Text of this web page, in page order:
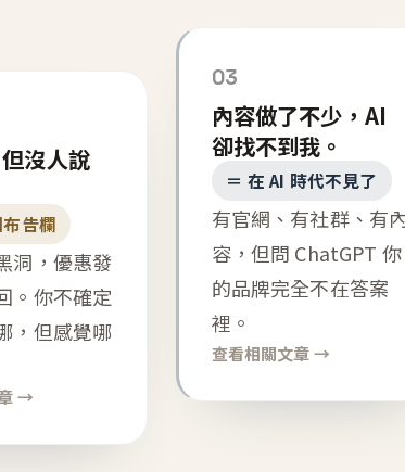
沒人說
告欄
洞，優惠發
。你不確定
，但感覺哪
→
03
內容做了不少，AI
卻找不到我。
＝ 在 AI 時代不見了
有官網、有社群、有
容，但問 ChatGPT 你
的品牌完全不在答案
裡。
查看相關文章 →